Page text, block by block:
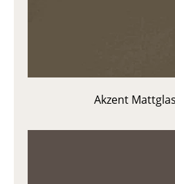
Akzent